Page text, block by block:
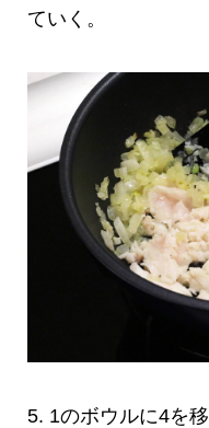
ていく。
5. 1のボウルに4を